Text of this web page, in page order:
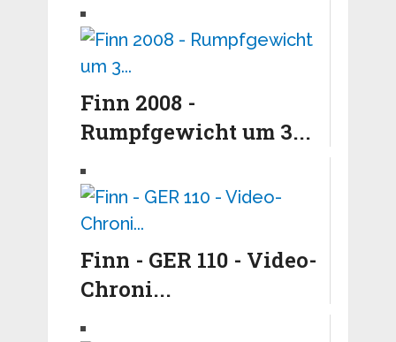
Finn 2008 -
Rumpfgewicht um 3...
Finn - GER 110 - Video-
Chroni...